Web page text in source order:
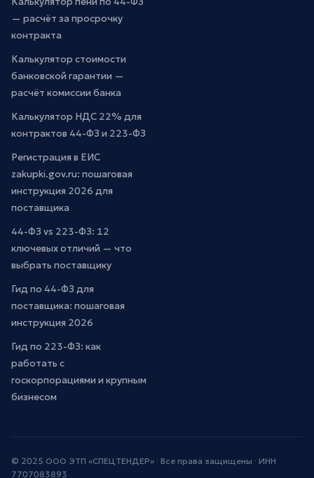
— расчёт за просрочку
контракта
Калькулятор стоимости
банковской гарантии —
расчёт комиссии банка
Калькулятор НДС 22% для
контрактов 44-ФЗ и 223-ФЗ
Регистрация в ЕИС
zakupki.gov.ru: пошаговая
инструкция 2026 для
поставщика
44-ФЗ vs 223-ФЗ: 12
ключевых отличий — что
выбрать поставщику
Гид по 44-ФЗ для
поставщика: пошаговая
инструкция 2026
Гид по 223-ФЗ: как
работать с
госкорпорациями и крупным
бизнесом
© 2025 ООО ЭТП «СПЕЦТЕНДЕР» · Все права защищены · ИНН
7707083893